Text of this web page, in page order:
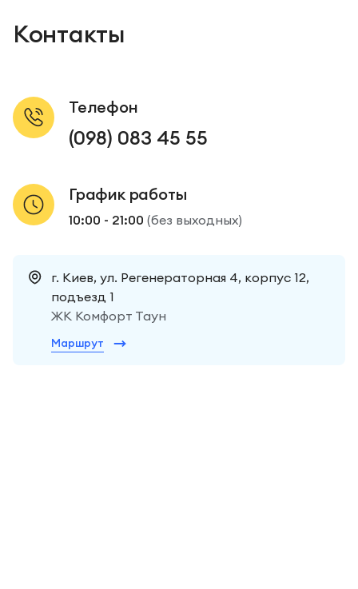
Контакты
Телефон
(098) 083 45 55
График работы
10:00 - 21:00 (без выходных)
г. Киев, ул. Регенераторная 4, корпус 12,
подъезд 1
ЖК Комфорт Таун
Маршрут